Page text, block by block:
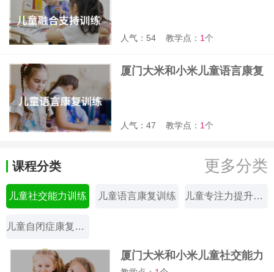
人气：54 教学点： 1个
厦门大米和小米儿童语言康复
人气：47 教学点： 1个
课程分类 更多分类
儿童社交能力训练 儿童语言康复训练 儿童专注力提升训练
儿童自闭症康复训练
厦门大米和小米儿童社交能力